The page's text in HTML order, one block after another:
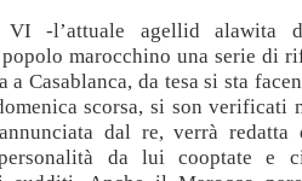
VI -l’attuale agellid alawita
marocchino una serie di
a Casablanca, da tesa si sta
scorsa, si son verificati
dal re, verrà redatta
da lui cooptate e